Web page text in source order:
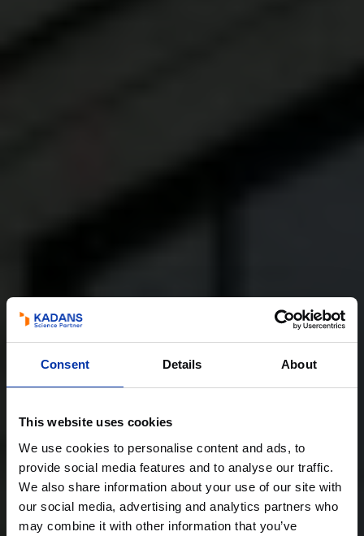
Consent Details About
This website uses cookies
We use cookies to personalise content and ads, to
provide social media features and to analyse our traffic.
We also share information about your use of our site with
our social media, advertising and analytics partners who
may combine it with other information that you’ve